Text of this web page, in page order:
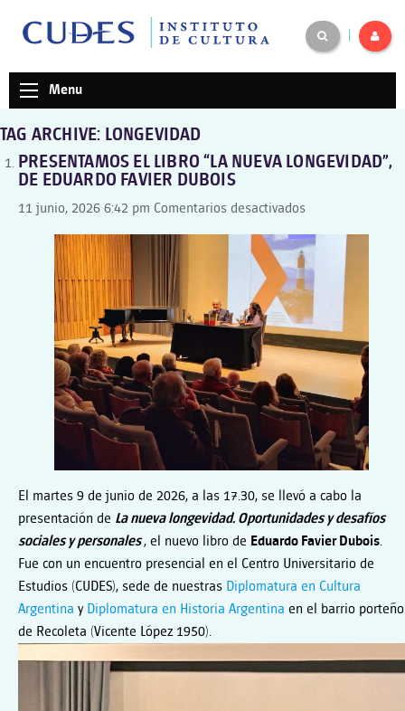
Menu
TAG ARCHIVE: LONGEVIDAD
PRESENTAMOS EL LIBRO “LA NUEVA LONGEVIDAD”,
DE EDUARDO FAVIER DUBOIS
11 junio, 2026 6:42 pm Comentarios desactivadosen
LIBRO
“LA
NUEVA
LONGEVIDAD”,
EDUARDO
FAVIER
DUBOIS
El martes 9 de junio de 2026, a las 17.30, se llevó a cabo la
presentación de La nueva longevidad. Oportunidades y desafíos
sociales y personales, el nuevo libro de Eduardo Favier Dubois.
Fue con un encuentro presencial en el Centro Universitario de
Estudios (CUDES), sede de nuestras Diplomatura en Cultura
Argentina y Diplomatura en Historia Argentina en el barrio porteño
de Recoleta (Vicente López 1950).